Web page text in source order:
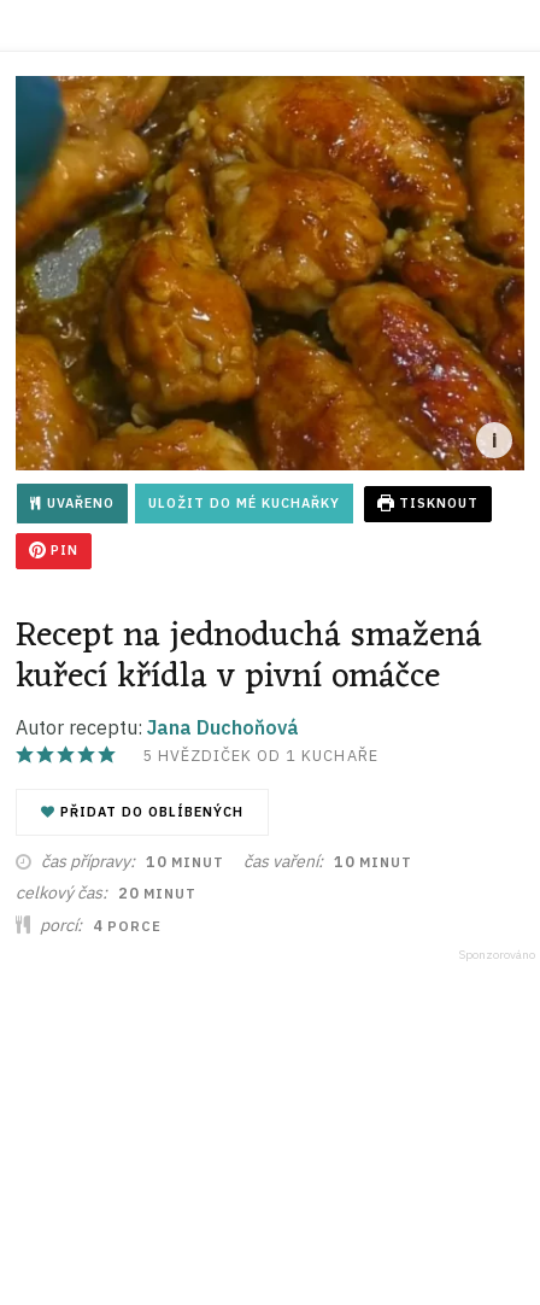
UVAŘENO ULOŽIT DO MÉ KUCHAŘKY TISKNOUT
PIN
Recept na jednoduchá smažená
kuřecí křídla v pivní omáčce
Autor receptu: Jana Duchoňová
5 HVĚZDIČEK OD 1 KUCHAŘE
PŘIDAT DO OBLÍBENÝCH
čas přípravy 10 MINUT
MINUT čas vaření 10 MINUT
MINUT
celkový čas 20 MINUT
MINUT
porcí 4 PORCE